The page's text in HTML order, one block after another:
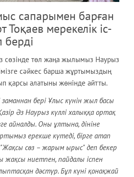
сапарымен барған
мерекелік іс-
сөзінде төл жаңа жылымыз Наурыз
сәйкес барша жұртымыздың
қарсы алатыны жөнінде айтты.
бері Ұлыс күнін жыл басы
Әз Наурыз күллі халыққа ортақ
айналды. Оны ұлтына, дініне
ерекше күтеді, бірге атап
сөз – жарым ырыс" деп бекер
ниетпен, пайдалы іспен
дәстүр. Бұл күні қонақжай